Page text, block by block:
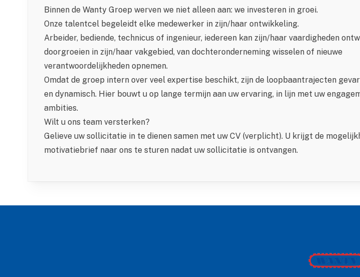
Binnen de Wanty Groep werven we niet alleen aan: we investeren in groei.
Onze talentcel begeleidt elke medewerker in zijn/haar ontwikkeling.
Arbeider, bediende, technicus of ingenieur, iedereen kan zijn/haar vaardigheden
doorgroeien in zijn/haar vakgebied, van dochteronderneming wisselen of nieuwe
verantwoordelijkheden opnemen.
Omdat de groep intern over veel expertise beschikt, zijn de loopbaantrajecten
en dynamisch. Hier bouwt u op lange termijn aan uw ervaring, in lijn met uw
ambities.
Wilt u ons team versterken?
Gelieve uw sollicitatie in te dienen samen met uw CV (verplicht). U krijgt de
motivatiebrief naar ons te sturen nadat uw sollicitatie is ontvangen.
Wanty